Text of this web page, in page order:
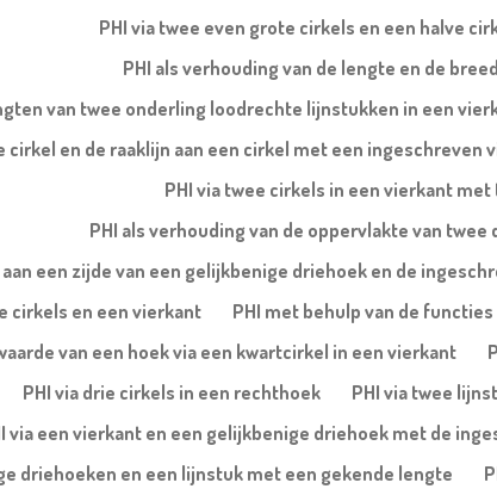
PHI via twee even grote cirkels en een halve
PHI als verhouding van de lengte en de
van twee onderling loodrechte lijnstukken in een
cirkel en de raaklijn aan een cirkel met een ingeschreven
PHI via twee cirkels in een vierkant
PHI als verhouding van de oppervlakte van
een zijde van een gelijkbenige driehoek en de
cirkels en een vierkant
PHI met behulp van de
van een hoek via een kwartcirkel in een vierkant
PHI via drie cirkels in een rechthoek
PHI via twee
via een vierkant en een gelijkbenige driehoek met de
driehoeken en een lijnstuk met een gekende lengte